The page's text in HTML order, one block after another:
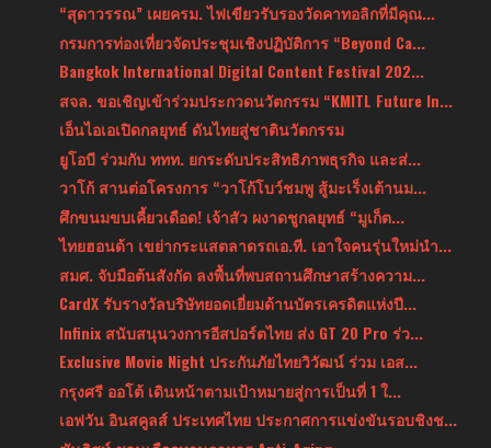
“สุดาวรรณ” เผยครม. ไฟเขียวรับรองวัดคาทอลิกที่มีคุณ...
กรมการท่องเที่ยวจัดประชุมเชิงปฏิบัติการ “Beyond Ca...
Bangkok International Digital Content Festival 202...
สจล. ขอเชิญเข้าร่วมประกวดนวัตกรรม “KMITL Future In...
เอ็นไอเอเปิดกลยุทธ์ ดันไทยสู่ชาตินวัตกรรม
ยูโอบี ร่วมกับ ททท. ยกระดับประสิทธิภาพธุรกิจ และส่...
วาโก้ สานต่อโครงการ “วาโก้โบว์ชมพู สู้มะเร็งเต้านม...
ศึกขนมขบเคี้ยวเดือด! เจ้าสัว ผงาดชูกลยุทธ์ “มูเก็ต...
ไทยฮอนด้า เขย่ากระแสตลาดรถเอ.ที. เอาใจคนรุ่นใหม่นำ...
สมศ. จับมือต้นสังกัด ลงพื้นที่พบสถานศึกษาสร้างความ...
CardX รับรางวัลบริษัทยอดเยี่ยมด้านบัตรเครดิตแห่งปี...
Infinix สนับสนุนวงการอีสปอร์ตไทย ส่ง GT 20 Pro ร่ว...
Exclusive Movie Night ประกันภัยไทยวิวัฒน์ ร่วม เอส...
กรุงศรี ออโต้ เดินหน้าตามเป้าหมายสู่การเป็นที่ 1 ใ...
เอฟวัน อินสคูลส์ ประเทศไทย ประกาศการแข่งขันรอบชิงช...